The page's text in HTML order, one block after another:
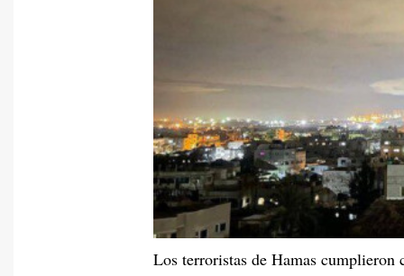
Los terroristas de Hamas cumplieron